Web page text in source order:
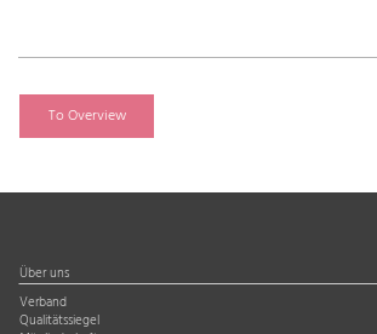
To Overview
Über uns
Verband
Qualitätssiegel